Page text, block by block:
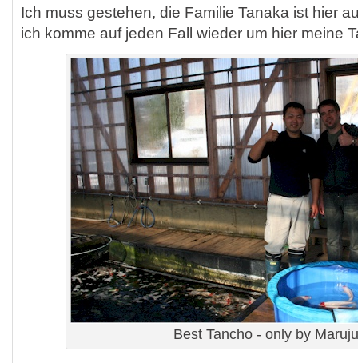
Ich muss gestehen, die Familie Tanaka ist hier
ich komme auf jeden Fall wieder um hier meine
Best Tancho - only by